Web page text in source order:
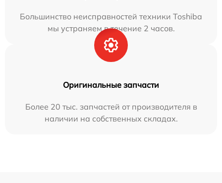
Большинство неисправностей техники Toshiba
мы устраняем в течение 2 часов.
Оригинальные запчасти
Более 20 тыс. запчастей от производителя в
наличии на собственных складах.